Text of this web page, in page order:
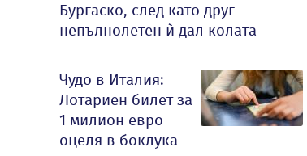
Бургаско, след като друг
непълнолетен ѝ дал колата
Чудо в Италия:
Лотариен билет за
1 милион евро
оцеля в боклука